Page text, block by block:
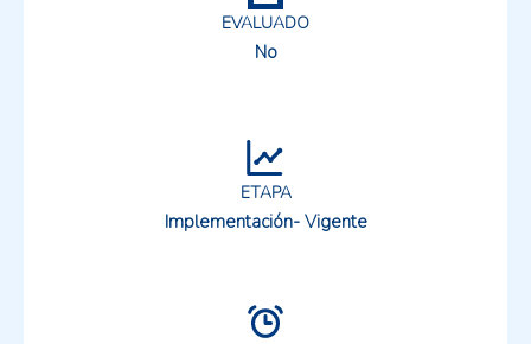
EVALUADO
No
ETAPA
Implementación- Vigente